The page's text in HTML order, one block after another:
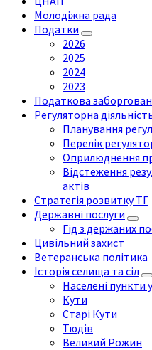
Молодіжна рада
Податки
2026
2025
2024
2023
Податкова
Регуляторна
Планування
Перелік
Оприлюднення
Відстеження
актів
Стратегія розвитку ТГ
Державні послуги
Гід з держаних
Цивільний захист
Ветеранська політика
Історія селища та сіл
Населені пункти
Кути
Старі Кути
Тюдів
Великий Рожин